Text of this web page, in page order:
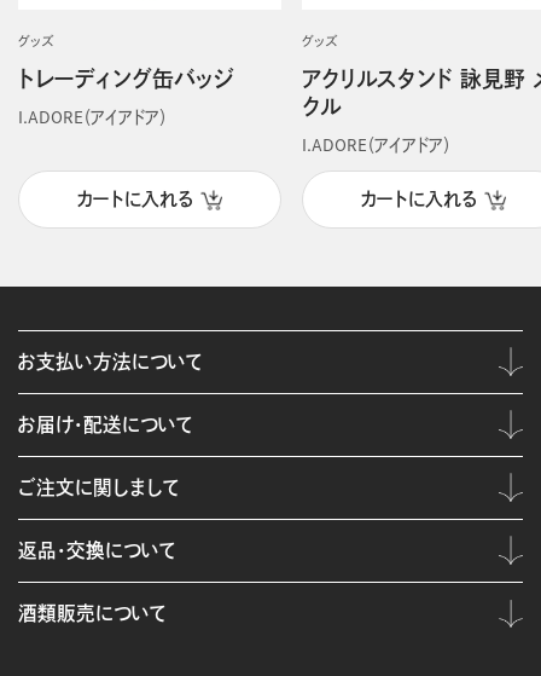
グッズ
トレーディング缶バッジ
I.ADORE（アイアドア）
カートに入れる
グッズ
アクリルスタンド 詠見野
クル
I.ADORE（アイアドア）
カートに入れる
お支払い方法について
お届け・配送について
ご注文に関しまして
返品・交換について
酒類販売について